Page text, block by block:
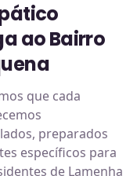
ao Bairro
que cada
preparados
específicos para
de Lamenha